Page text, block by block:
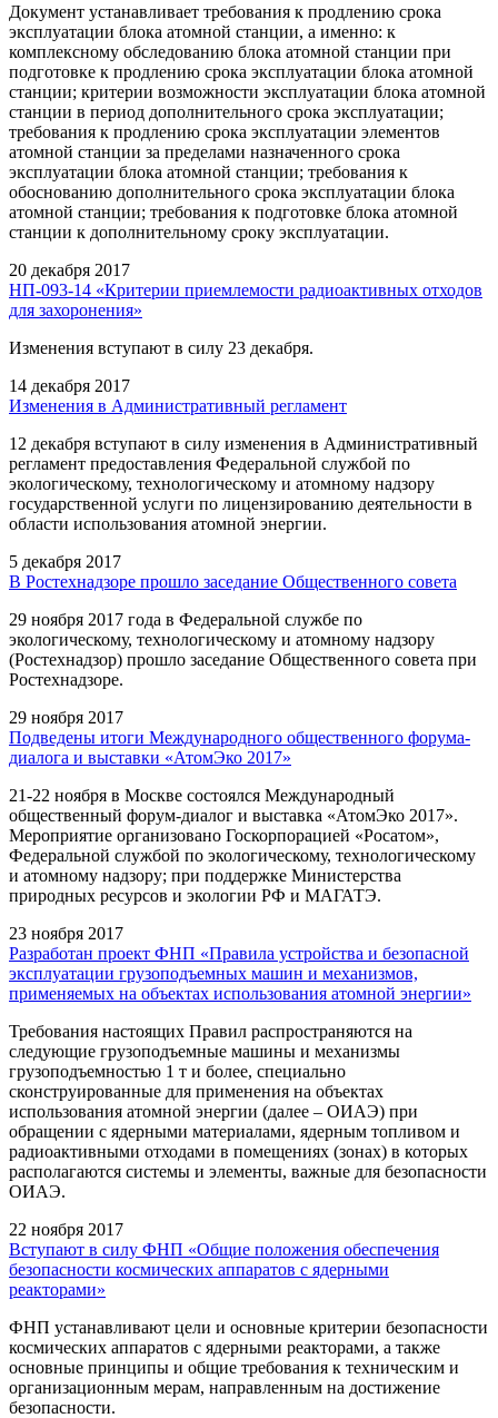
Документ устанавливает требования к продлению срока
эксплуатации блока атомной станции, а именно: к
комплексному обследованию блока атомной станции при
подготовке к продлению срока эксплуатации блока атомной
станции; критерии возможности эксплуатации блока атомной
станции в период дополнительного срока эксплуатации;
требования к продлению срока эксплуатации элементов
атомной станции за пределами назначенного срока
эксплуатации блока атомной станции; требования к
обоснованию дополнительного срока эксплуатации блока
атомной станции; требования к подготовке блока атомной
станции к дополнительному сроку эксплуатации.
20 декабря 2017
НП-093-14 «Критерии приемлемости радиоактивных отходов
для захоронения»
Изменения вступают в силу 23 декабря.
14 декабря 2017
Изменения в Административный регламент
12 декабря вступают в силу изменения в Административный
регламент предоставления Федеральной службой по
экологическому, технологическому и атомному надзору
государственной услуги по лицензированию деятельности в
области использования атомной энергии.
5 декабря 2017
В Ростехнадзоре прошло заседание Общественного совета
29 ноября 2017 года в Федеральной службе по
экологическому, технологическому и атомному надзору
(Ростехнадзор) прошло заседание Общественного совета при
Ростехнадзоре.
29 ноября 2017
Подведены итоги Международного общественного форума-
диалога и выставки «АтомЭко 2017»
21-22 ноября в Москве состоялся Международный
общественный форум-диалог и выставка «АтомЭко 2017».
Мероприятие организовано Госкорпорацией «Росатом»,
Федеральной службой по экологическому, технологическому
и атомному надзору; при поддержке Министерства
природных ресурсов и экологии РФ и МАГАТЭ.
23 ноября 2017
Разработан проект ФНП «Правила устройства и безопасной
эксплуатации грузоподъемных машин и механизмов,
применяемых на объектах использования атомной энергии»
Требования настоящих Правил распространяются на
следующие грузоподъемные машины и механизмы
грузоподъемностью 1 т и более, специально
сконструированные для применения на объектах
использования атомной энергии (далее – ОИАЭ) при
обращении с ядерными материалами, ядерным топливом и
радиоактивными отходами в помещениях (зонах) в которых
располагаются системы и элементы, важные для безопасности
ОИАЭ.
22 ноября 2017
Вступают в силу ФНП «Общие положения обеспечения
безопасности космических аппаратов с ядерными
реакторами»
ФНП устанавливают цели и основные критерии безопасности
космических аппаратов с ядерными реакторами, а также
основные принципы и общие требования к техническим и
организационным мерам, направленным на достижение
безопасности.